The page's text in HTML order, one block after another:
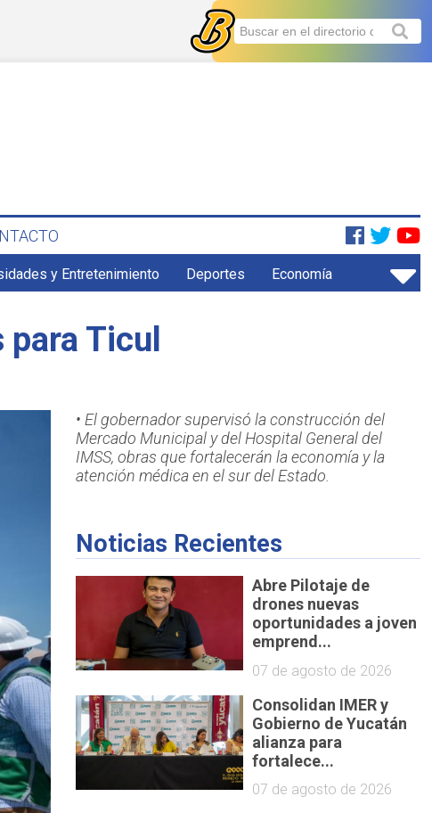
y Entretenimiento Deportes Economía
Ticul
• El gobernador supervisó la construcción del
Mercado Municipal y del Hospital General del
IMSS, obras que fortalecerán la economía y la
atención médica en el sur del Estado.
Noticias Recientes
Abre Pilotaje de
drones nuevas
oportunidades a joven
emprend...
07 de agosto de 2026
Consolidan IMER y
Gobierno de Yucatán
alianza para
fortalece...
07 de agosto de 2026